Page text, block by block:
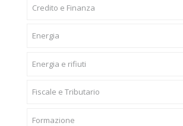
Credito e Finanza
Energia
Energia e rifiuti
Fiscale e Tributario
Formazione